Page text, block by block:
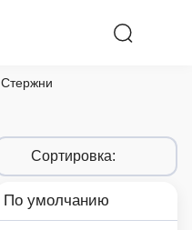
Стержни
Сортировка:
По умолчанию